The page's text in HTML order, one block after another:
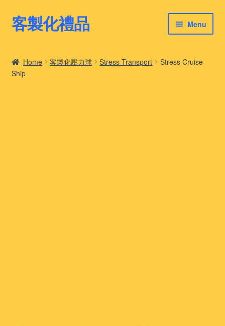
Skip
to
Skip
to
客製化禮品 Menu
最新禮品推薦
Home 客製化壓力球 Stress Transport
Stress Cruise
Ship